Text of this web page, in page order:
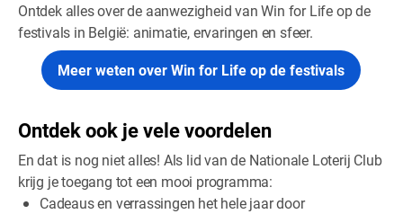
Ontdek alles over de aanwezigheid van Win for Life op de
festivals in België: animatie, ervaringen en sfeer.
Meer weten over Win for Life op de festivals
Ontdek ook je vele voordelen
En dat is nog niet alles! Als lid van de Nationale Loterij Club
krijg je toegang tot een mooi programma:
Cadeaus en verrassingen het hele jaar door